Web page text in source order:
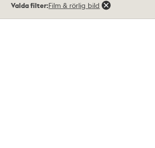
träffar
Valda filter:Film & rörlig bild